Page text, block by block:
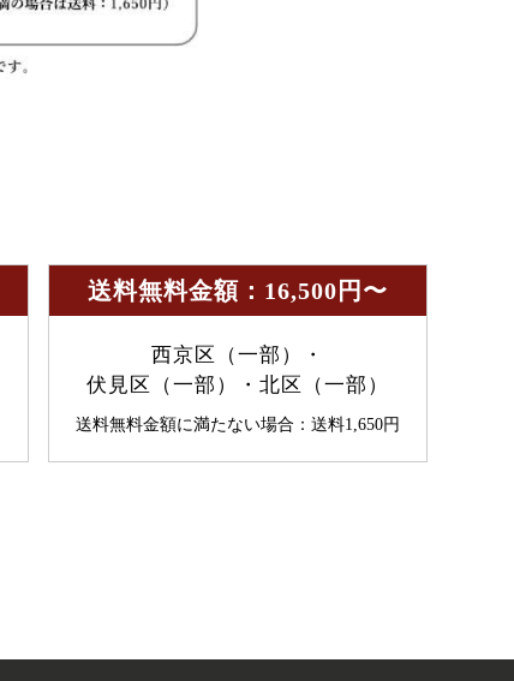
送料無料金額：16,500円〜
西京区（一部）・
伏見区（一部）・北区（一部）
送料無料金額に満たない場合：送料1,650円